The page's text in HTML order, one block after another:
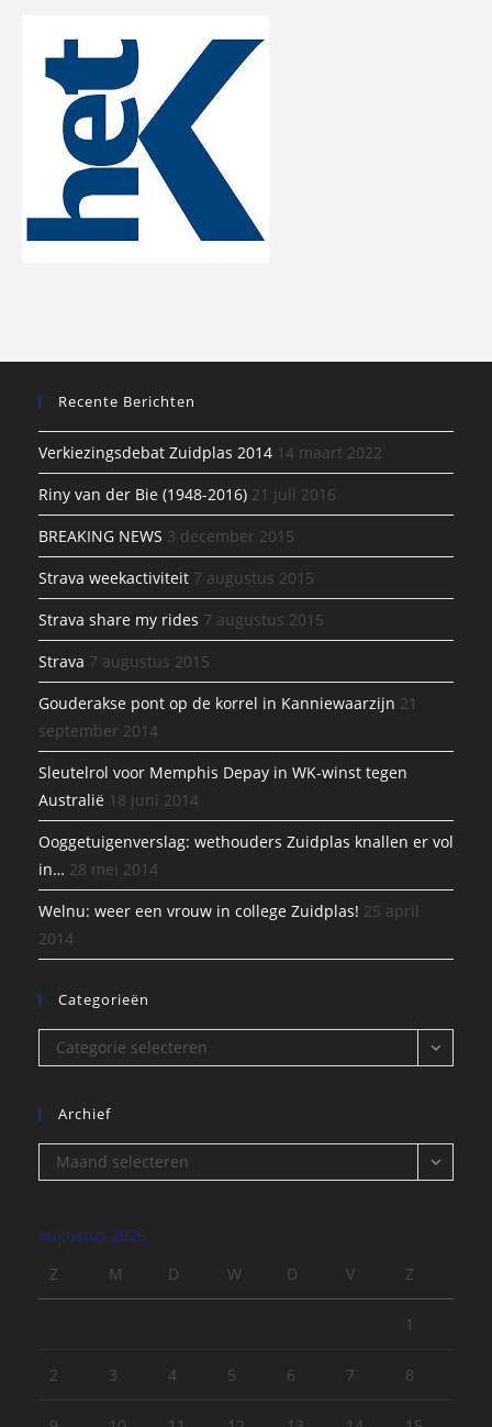
Recente Berichten
Verkiezingsdebat Zuidplas 2014 14 maart 2022
Riny van der Bie (1948-2016) 21 juli 2016
BREAKING NEWS 3 december 2015
Strava weekactiviteit 7 augustus 2015
Strava share my rides 7 augustus 2015
Strava 7 augustus 2015
Gouderakse pont op de korrel in Kanniewaarzijn 21
september 2014
Sleutelrol voor Memphis Depay in WK-winst tegen
Australië 18 juni 2014
Ooggetuigenverslag: wethouders Zuidplas knallen er vol
in… 28 mei 2014
Welnu: weer een vrouw in college Zuidplas! 25 april
2014
Categorieën
Categorieën
Categorie selecteren
Archief
Archief
Maand selecteren
augustus 2026
Z
M D W D V Z
1
2 3 4 5 6 7 8